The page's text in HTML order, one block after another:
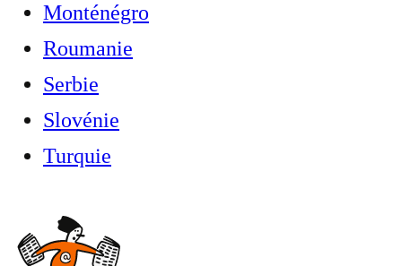
Monténégro
Roumanie
Serbie
Slovénie
Turquie